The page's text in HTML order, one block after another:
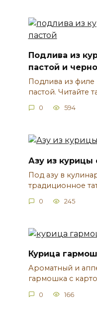
Подлива из
пастой и
Подлива из филе
пастой. Читайте
0 594
Азу из курицы
Под азу в
традиционное
0 245
Курица
Ароматный и
гармошка с
0 166